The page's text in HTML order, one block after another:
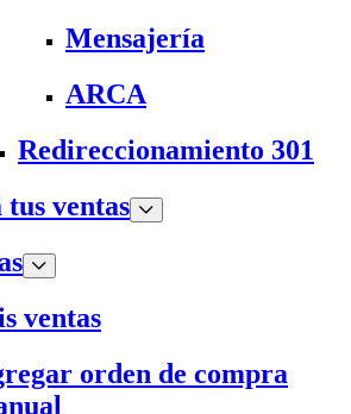
Mensajería
ARCA
Redireccionamiento 301
tus ventas
ventas
orden de compra